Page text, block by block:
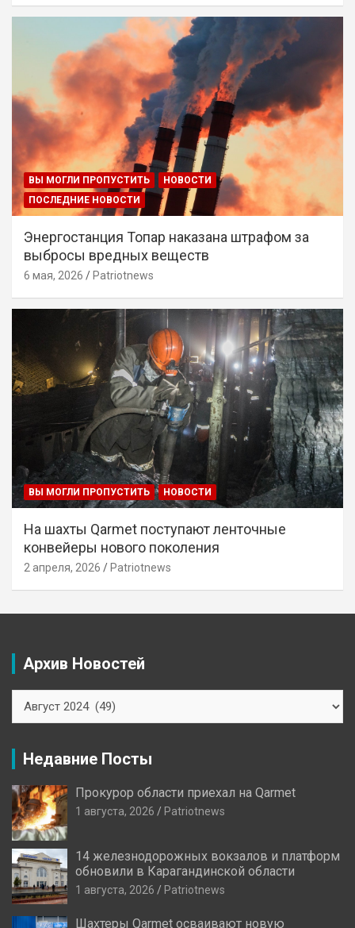
ВЫ МОГЛИ ПРОПУСТИТЬ
НОВОСТИ
ПОСЛЕДНИЕ НОВОСТИ
Энергостанция Топар наказана штрафом за
выбросы вредных веществ
6 мая, 2026 Patriotnews
ВЫ МОГЛИ ПРОПУСТИТЬ НОВОСТИ
На шахты Qarmet поступают ленточные
конвейеры нового поколения
2 апреля, 2026 Patriotnews
Архив Новостей
Новостей
Недавние Посты
Прокурор области приехал на Qarmet
1 августа, 2026 Patriotnews
14 железнодорожных вокзалов и платформ
обновили в Карагандинской области
1 августа, 2026 Patriotnews
Шахтеры Qarmet осваивают новую